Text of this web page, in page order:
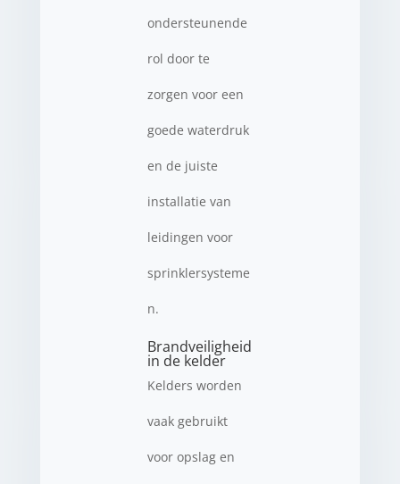
ondersteunende
rol door te
zorgen voor een
goede waterdruk
en de juiste
installatie van
leidingen voor
sprinklersysteme
n.
Brandveiligheid
in de kelder
Kelders worden
vaak gebruikt
voor opslag en